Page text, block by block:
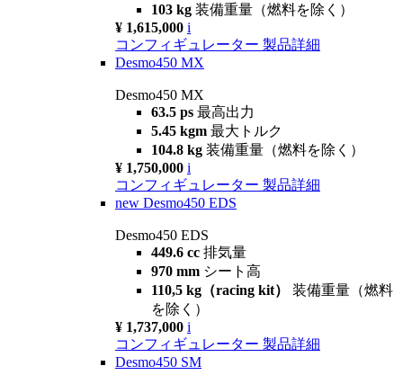
103 kg 装備重量（燃料を除く）
¥ 1,615,000 i
コンフィギュレーター 製品詳細
Desmo450 MX
Desmo450 MX
63.5 ps 最高出力
5.45 kgm 最大トルク
104.8 kg 装備重量（燃料を除く）
¥ 1,750,000 i
コンフィギュレーター 製品詳細
new Desmo450 EDS
Desmo450 EDS
449.6 cc 排気量
970 mm シート高
110,5 kg（racing kit） 装備重量（燃料
を除く）
¥ 1,737,000 i
コンフィギュレーター 製品詳細
Desmo450 SM